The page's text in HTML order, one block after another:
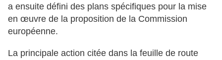
a ensuite défini des plans spécifiques pour la mise
en œuvre de la proposition de la Commission
européenne.
La principale action citée dans la feuille de route